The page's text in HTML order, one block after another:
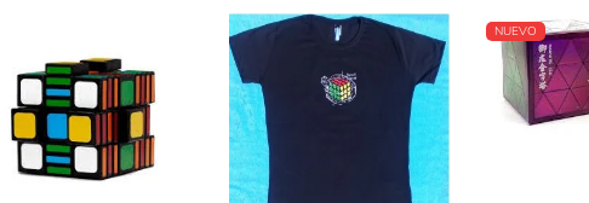
NUEVO